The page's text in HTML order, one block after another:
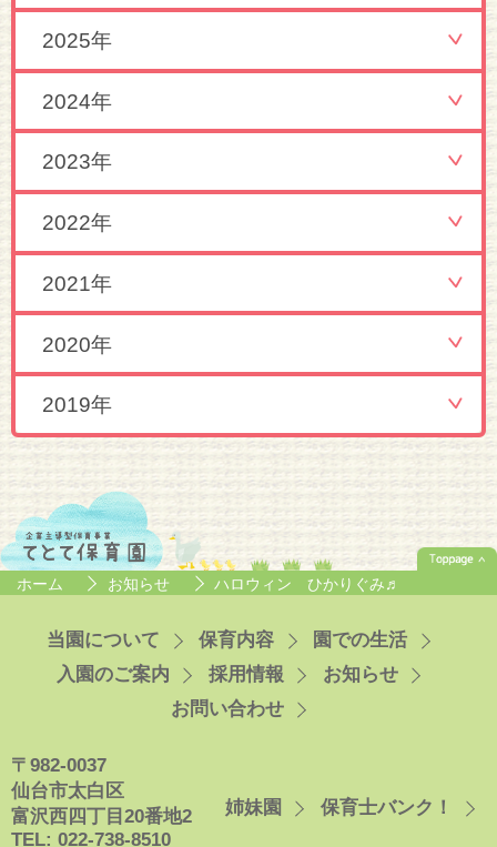
2025年
2024年
2023年
2022年
2021年
2020年
2019年
ホーム お知らせ ハロウィン ひかりぐみ♬
当園について 保育内容
園での生活
入園のご案内
採用情報
お知らせ
お問い合わせ
〒982-0037
仙台市太白区
富沢西四丁目20番地2
TEL: 022-738-8510
姉妹園 保育士バンク！